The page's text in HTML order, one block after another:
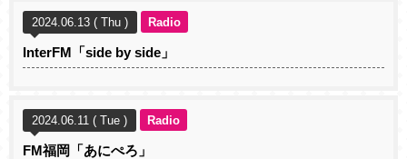
2024.06.13 ( Thu ) Radio
InterFM「side by side」
2024.06.11 ( Tue ) Radio
FM福岡「あにぺろ」